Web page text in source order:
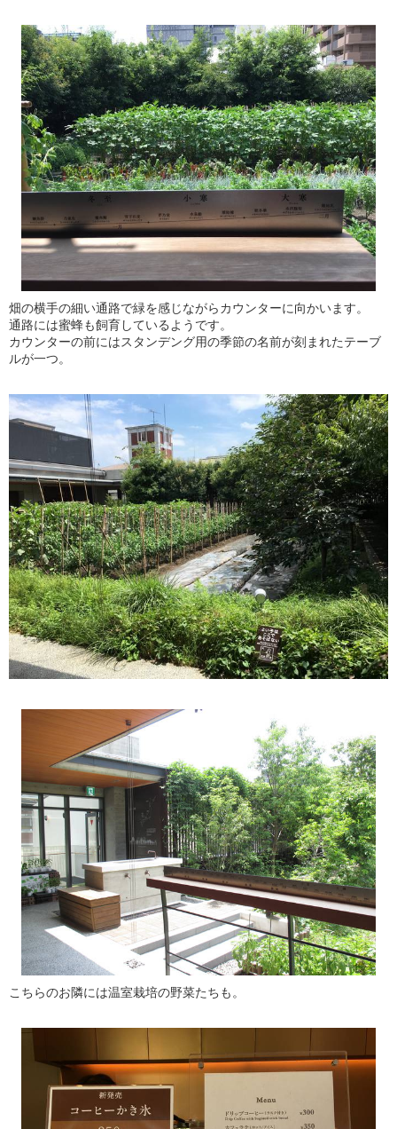
畑の横手の細い通路で緑を感じながらカウンターに向かいます。
通路には蜜蜂も飼育しているようです。
カウンターの前にはスタンデング用の季節の名前が刻まれたテーブ
ルが一つ。
こちらのお隣には温室栽培の野菜たちも。